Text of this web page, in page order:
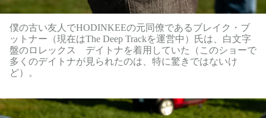
僕の古い友人でHODINKEEの元同僚であるブレイク・ブ
ットナー（現在はThe Deep Trackを運営中）氏は、白文字
盤のロレックス デイトナを着用していた（このショーで
多くのデイトナが見られたのは、特に驚きではないけ
ど）。